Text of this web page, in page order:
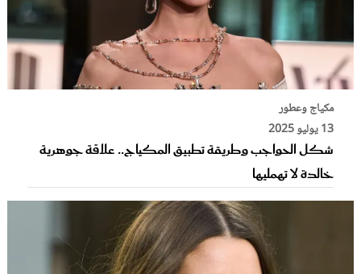
مكياج وعطور
13 يوليو 2025
شكل الحواجب وطريقة تطبيق المكياج.. علاقة جوهرية
خالدة لا تهمليها